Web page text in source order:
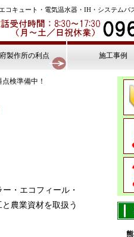
キュート・電気温水器・IH・システムバ
製作所の利点 施工事例
検準備中！
・エコフィール・
農業資材を取扱う
設